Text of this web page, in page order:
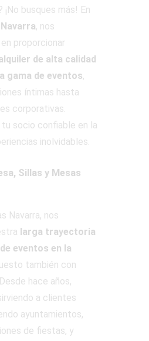
¡No busques más! En
, nos
proporcionar
de alta calidad
gama de eventos,
íntimas hasta
corporativas.
socio confiable en la
inolvidables.
Sillas y Mesas
Navarra, nos
larga trayectoria
eventos en la
también con
hace años,
a clientes
ayuntamientos,
de fiestas, y